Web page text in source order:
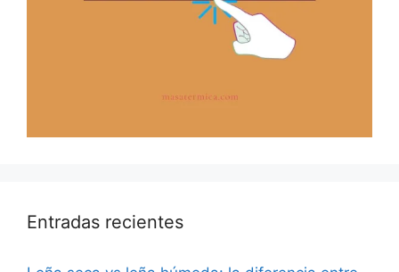
Entradas recientes